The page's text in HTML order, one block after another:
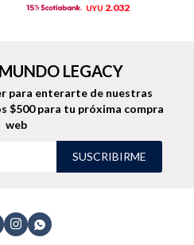
UYU 2.032
 
LEGACY
para enterarte de nuestras
$500 para tu próxima compra
web
SUSCRIBIRME